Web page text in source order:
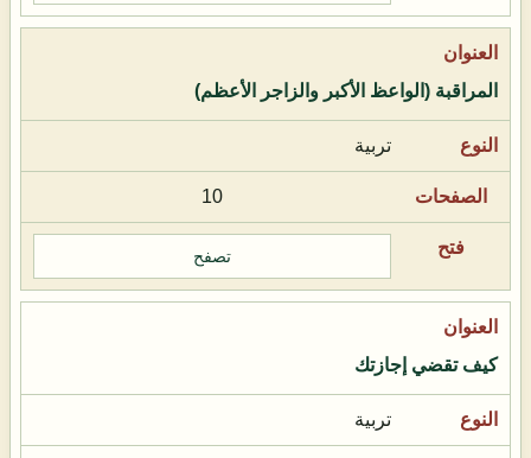
المراقبة (الواعظ الأكبر والزاجر الأعظم)
تربية
10
تصفح
كيف تقضي إجازتك
تربية